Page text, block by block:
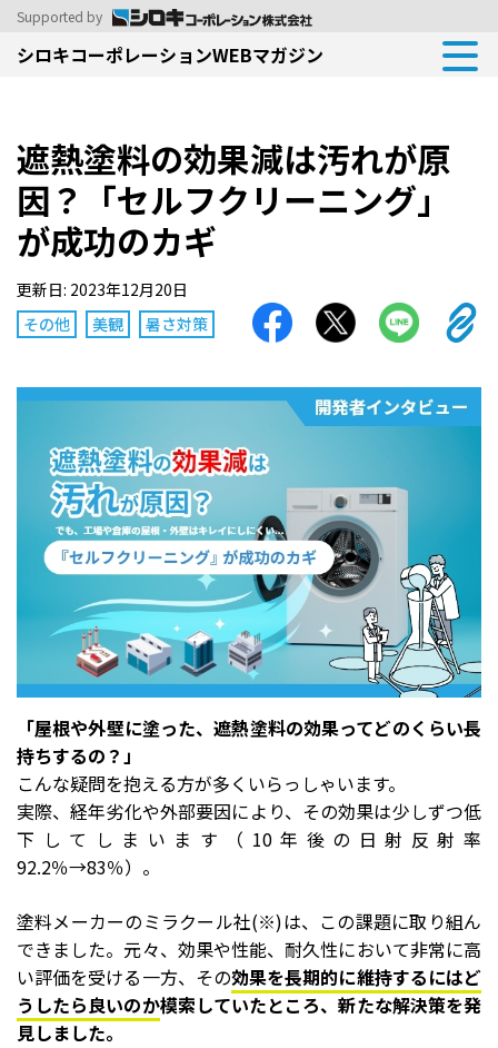
シロキコーポレーションWEBマガジン
Supported by
遮熱塗料の効果減は汚れが原
因？「セルフクリーニング」
が成功のカギ
更新日: 2023年12月20日
その他
美観 暑さ対策
「屋根や外壁に塗った、遮熱塗料の効果ってどのくらい長
持ちするの？」
こんな疑問を抱える方が多くいらっしゃいます。
実際、経年劣化や外部要因により、その効果は少しずつ低
下してしまいます（10年後の日射反射率
92.2％→83％）。
塗料メーカーのミラクール社(※)は、この課題に取り組ん
できました。元々、効果や性能、耐久性において非常に高
い評価を受ける一方、その効果を長期的に維持するにはど
うしたら良いのか模索していたところ、新たな解決策を発
見しました。